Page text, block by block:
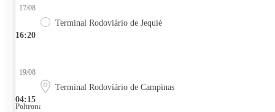
16:20
17/08
Terminal Rodoviário de Jequié
04:15
19/08
Terminal Rodoviário de Campinas
Poltrona